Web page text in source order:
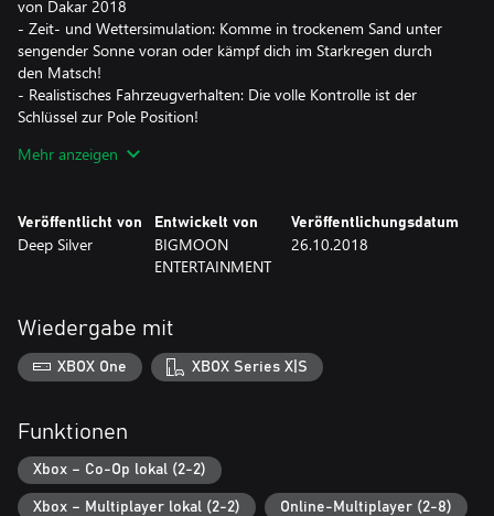
von Dakar 2018
- Zeit- und Wettersimulation: Komme in trockenem Sand unter
sengender Sonne voran oder kämpf dich im Starkregen durch
den Matsch!
- Realistisches Fahrzeugverhalten: Die volle Kontrolle ist der
Schlüssel zur Pole Position!
oder hilfst du anderen in Not? Vergiss nicht – du bist auf dich
Mehr anzeigen
Veröffentlicht von
Deep Silver
Entwickelt von
BIGMOON
ENTERTAINMENT
Veröffentlichungsdatum
26.10.2018
Wiedergabe mit
XBOX One XBOX Series X|S
Funktionen
Xbox – Co-Op lokal (2-2)
Xbox – Multiplayer lokal (2-2) Online-Multiplayer (2-8)